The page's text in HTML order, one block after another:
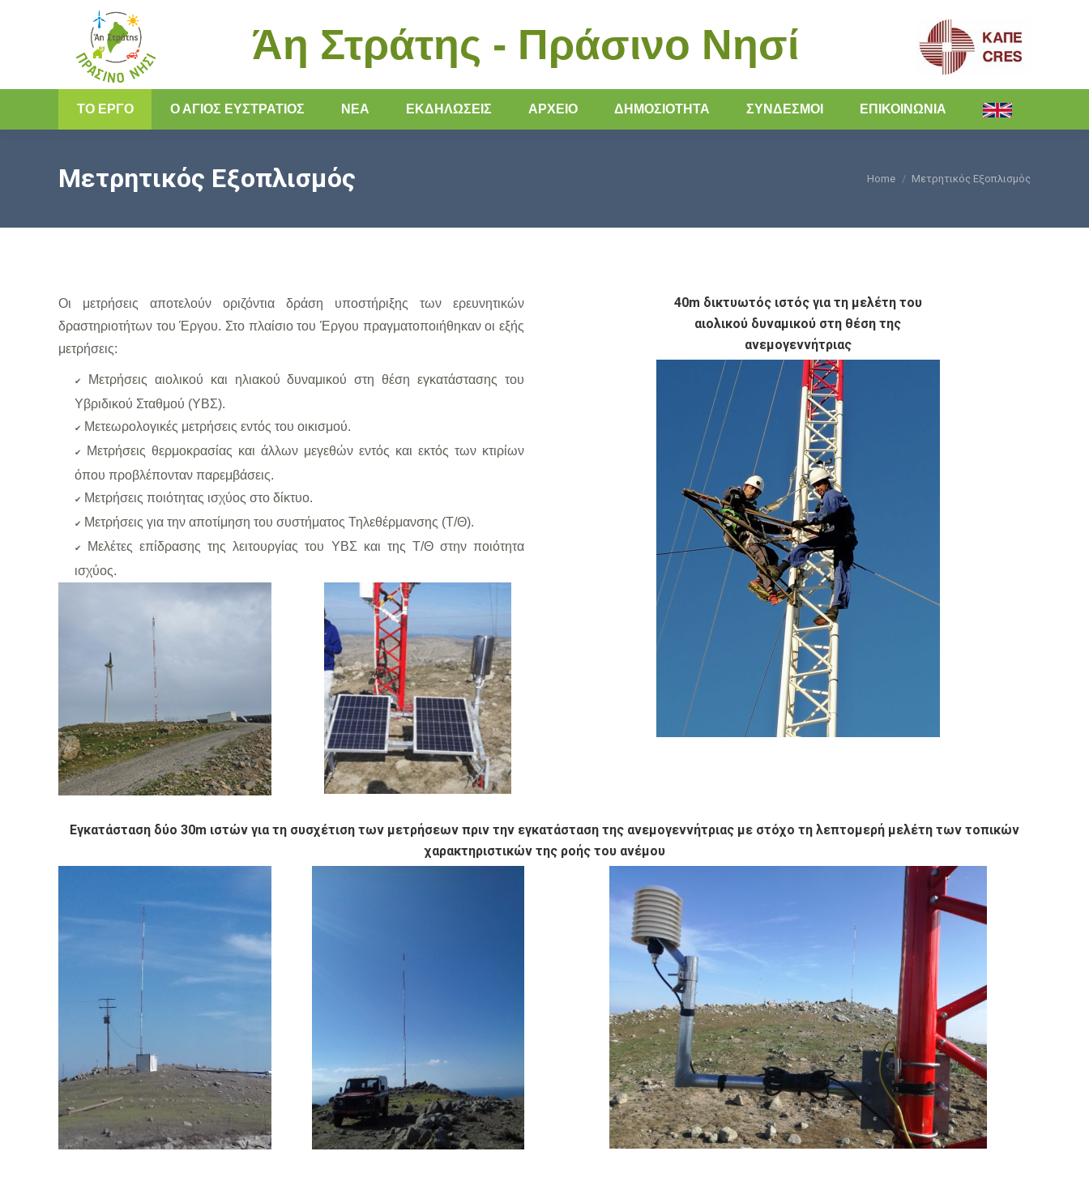
Άη Στράτης - Πράσινο Νησί
ΤΟ ΕΡΓΟ Ο ΆΓΙΟΣ ΕΥΣΤΡΆΤΙΟΣ ΝΈΑ ΕΚΔΗΛΏΣΕΙΣ ΑΡΧΕΙΟ ΔΗΜΟΣΙΟΤΗΤΑ ΣΎΝΔΕΣΜΟΙ ΕΠΙΚΟΙΝΩΝΊΑ
Μετρητικός Εξοπλισμός You are here:
Home Μετρητικός Εξοπλισμός
Οι μετρήσεις αποτελούν οριζόντια δράση υποστήριξης των ερευνητικών
δραστηριοτήτων του Έργου. Στο πλαίσιο του Έργου πραγματοποιήθηκαν οι εξής
μετρήσεις:
✔
Μετρήσεις αιολικού και ηλιακού δυναμικού στη θέση εγκατάστασης του
Υβριδικού Σταθμού (ΥΒΣ).
✔ Μετεωρολογικές μετρήσεις εντός του οικισμού.
✔
Μετρήσεις θερμοκρασίας και άλλων μεγεθών εντός και εκτός των κτιρίων
όπου προβλέπονταν παρεμβάσεις.
✔ Μετρήσεις ποιότητας ισχύος στο δίκτυο.
✔ Μετρήσεις για την αποτίμηση του συστήματος Τηλεθέρμανσης (Τ/Θ).
✔
Μελέτες επίδρασης της λειτουργίας του ΥΒΣ και της Τ/Θ στην ποιότητα
ισχύος.
40m δικτυωτός ιστός για τη μελέτη του
αιολικού δυναμικού στη θέση της
ανεμογεννήτριας
Εγκατάσταση δύο 30m ιστών για τη συσχέτιση των μετρήσεων πριν την εγκατάσταση της ανεμογεννήτριας με στόχο τη λεπτομερή μελέτη των τοπικών
χαρακτηριστικών της ροής του ανέμου